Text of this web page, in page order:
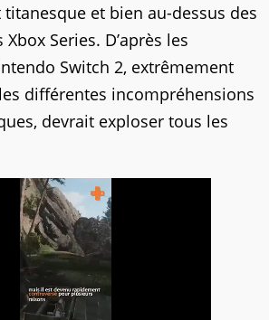
titanesque et bien au-dessus des
Xbox Series. D’après les
Switch 2, extrêmement
différentes incompréhensions
devrait exploser tous les